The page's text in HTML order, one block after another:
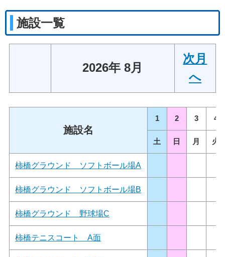
施設一覧
2026年 8月
次月
へ
施設名
1 2 3 4
土 日 月 火
柿橋グラウンド ソフトボール場A
柿橋グラウンド ソフトボール場B
柿橋グラウンド 野球場C
柿橋テニスコート A面